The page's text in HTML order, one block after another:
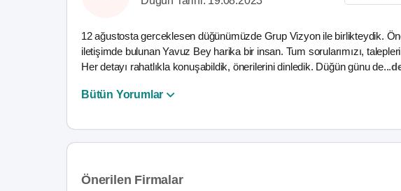
12 ağustosta gerceklesen düğünümüzde Grup Vizyon ile birlikteydik.
iletişimde bulunan Yavuz Bey harika bir insan. Tum sorularımızı,
Her detayı rahatlıkla konuşabildik, önerilerini dinledik. Düğün günu de...
Bütün Yorumlar
Önerilen Firmalar